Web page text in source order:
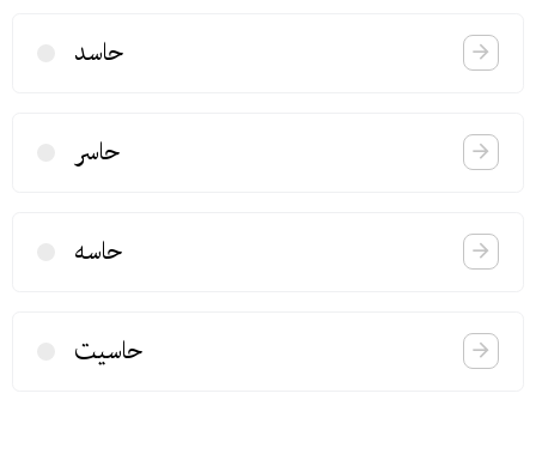
حاسد
حاسر
حاسه
حاسیت